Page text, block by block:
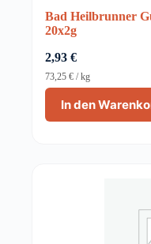
Bad Heilbrunner
20x2g
2,93 €
In den
73,25 € /kg